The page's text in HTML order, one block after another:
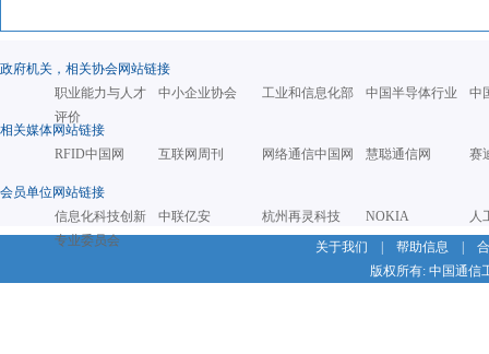
政府机关，相关协会网站链接
职业能力与人才
评价
中小企业协会 工业和信息化部 中国半导体行业 中
相关媒体网站链接
RFID中国网
互联网周刊 网络通信中国网 慧聪通信网 赛
会员单位网站链接
信息化科技创新
专业委员会
中联亿安 杭州再灵科技 NOKIA
人
关于我们
帮助信息
版权所有: 中国通信